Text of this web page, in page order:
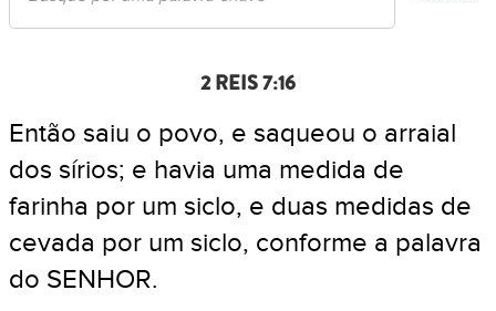
2 REIS 7:16
Então saiu o povo, e saqueou o arraial
dos sírios; e havia uma medida de
farinha por um siclo, e duas medidas de
cevada por um siclo, conforme a palavra
do SENHOR.